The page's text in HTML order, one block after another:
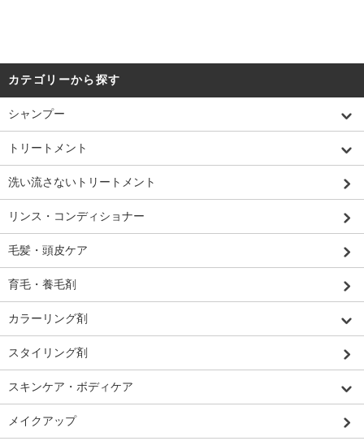
カテゴリーから探す
シャンプー
トリートメント
洗い流さないトリートメント
リンス・コンディショナー
毛髪・頭皮ケア
育毛・養毛剤
カラーリング剤
スタイリング剤
スキンケア・ボディケア
メイクアップ